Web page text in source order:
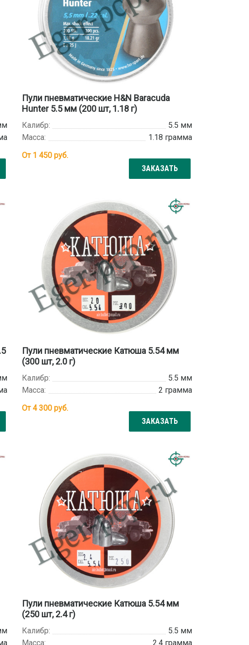
Пули пневматические H&N Baracuda
Hunter 5.5 мм (200 шт, 1.18 г)
Калибр:
5.5 мм
Масса:
1.18 грамма
От 1 450руб.
ЗАКАЗАТЬ
Пули пневматические Катюша 5.54 мм
(300 шт, 2.0 г)
Калибр:
5.5 мм
Масса:
2 грамма
От4 300руб.
ЗАКАЗАТЬ
Пули пневматические Катюша 5.54 мм
(250 шт, 2.4 г)
Калибр:
5.5 мм
Масса:
2.4 грамма